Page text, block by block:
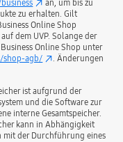
an, um bis zu
zu erhalten. Gilt
Online Shop
dem UVP. Solange der
Online Shop unter
shop-agb/
. Änderungen
ist aufgrund der
und die Software zur
interne Gesamtspeicher.
kann in Abhängigkeit
mit der Durchführung eines